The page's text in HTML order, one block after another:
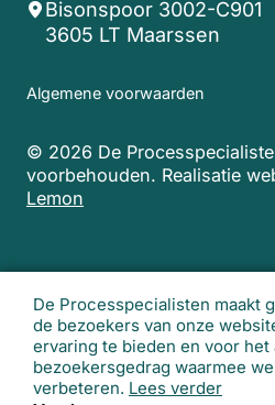
De Processpecialisten maakt
de bezoekers van onze
ervaring te bieden en voor het
bezoekersgedrag waarmee
verbeteren. Lees verder
Bisonspoor 3002-C901
3605 LT Maarssen
Algemene voorwaarden
© 2026 De
voorbehouden. Realisatie
Lemon